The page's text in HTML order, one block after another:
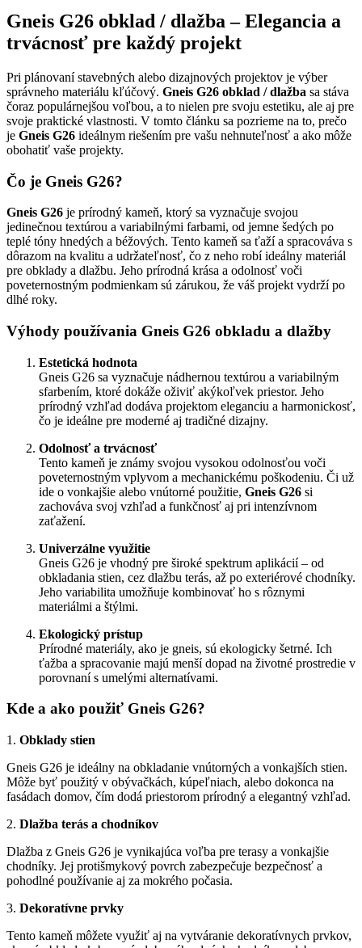
Gneis G26 obklad / dlažba – Elegancia a
trvácnosť pre každý projekt
Pri plánovaní stavebných alebo dizajnových projektov je výber
správneho materiálu kľúčový. Gneis G26 obklad / dlažba sa stáva
čoraz populárnejšou voľbou, a to nielen pre svoju estetiku, ale aj pre
svoje praktické vlastnosti. V tomto článku sa pozrieme na to, prečo
je Gneis G26 ideálnym riešením pre vašu nehnuteľnosť a ako môže
obohatiť vaše projekty.
Čo je Gneis G26?
Gneis G26 je prírodný kameň, ktorý sa vyznačuje svojou
jedinečnou textúrou a variabilnými farbami, od jemne šedých po
teplé tóny hnedých a béžových. Tento kameň sa ťaží a spracováva s
dôrazom na kvalitu a udržateľnosť, čo z neho robí ideálny materiál
pre obklady a dlažbu. Jeho prírodná krása a odolnosť voči
poveternostným podmienkam sú zárukou, že váš projekt vydrží po
dlhé roky.
Výhody používania Gneis G26 obkladu a dlažby
Estetická hodnota
Gneis G26 sa vyznačuje nádhernou textúrou a variabilným
sfarbením, ktoré dokáže oživiť akýkoľvek priestor. Jeho
prírodný vzhľad dodáva projektom eleganciu a harmonickosť,
čo je ideálne pre moderné aj tradičné dizajny.
Odolnosť a trvácnosť
Tento kameň je známy svojou vysokou odolnosťou voči
poveternostným vplyvom a mechanickému poškodeniu. Či už
ide o vonkajšie alebo vnútorné použitie, Gneis G26 si
zachováva svoj vzhľad a funkčnosť aj pri intenzívnom
zaťažení.
Univerzálne využitie
Gneis G26 je vhodný pre široké spektrum aplikácií – od
obkladania stien, cez dlažbu terás, až po exteriérové chodníky.
Jeho variabilita umožňuje kombinovať ho s rôznymi
materiálmi a štýlmi.
Ekologický prístup
Prírodné materiály, ako je gneis, sú ekologicky šetrné. Ich
ťažba a spracovanie majú menší dopad na životné prostredie v
porovnaní s umelými alternatívami.
Kde a ako použiť Gneis G26?
1. Obklady stien
Gneis G26 je ideálny na obkladanie vnútorných a vonkajších stien.
Môže byť použitý v obývačkách, kúpeľniach, alebo dokonca na
fasádach domov, čím dodá priestorom prírodný a elegantný vzhľad.
2. Dlažba terás a chodníkov
Dlažba z Gneis G26 je vynikajúca voľba pre terasy a vonkajšie
chodníky. Jej protišmykový povrch zabezpečuje bezpečnosť a
pohodlné používanie aj za mokrého počasia.
3. Dekoratívne prvky
Tento kameň môžete využiť aj na vytváranie dekoratívnych prvkov,